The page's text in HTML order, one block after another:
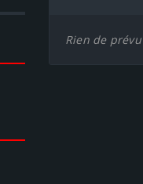
Rien de